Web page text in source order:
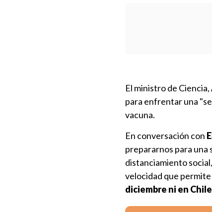
El ministro de Ciencia,
para enfrentar una
vacuna.
En conversación con
prepararnos para una
distanciamiento
velocidad que permite
diciembre ni en